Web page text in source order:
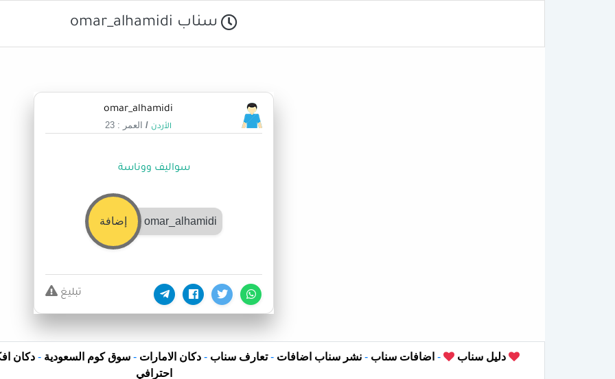
سناب omar_alhamidi
omar_alhamidi
الأردن / العمر : 23
سواليف ووناسة
omar_alhamidi إضافة
تبليغ
دليل سناب - اضافات سناب - نشر سناب اضافات - تعارف سناب - دكان الامارات - سوق كوم السعودية - دكان
احترافي